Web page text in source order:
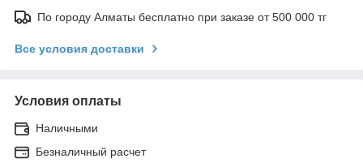
По городу Алматы бесплатно при заказе от 500 000 тг
Все условия доставки
Условия оплаты
Наличными
Безналичный расчет